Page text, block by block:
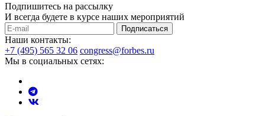
Подпишитесь на рассылку
И всегда будете в курсе наших мероприятий
Подписаться
Наши контакты:
+7 (495) 565 32 06 congress@forbes.ru
Мы в социальных сетях: